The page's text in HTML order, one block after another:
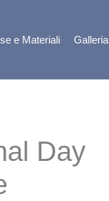
e Materiali Galleria
Day